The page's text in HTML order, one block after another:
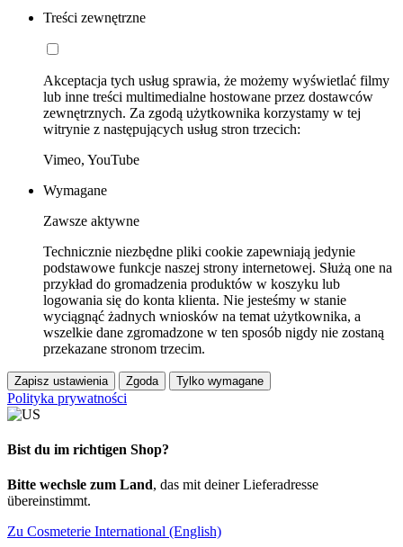
Treści zewnętrzne
Akceptacja tych usług sprawia, że możemy wyświetlać filmy
lub inne treści multimedialne hostowane przez dostawców
zewnętrznych. Za zgodą użytkownika korzystamy w tej
witrynie z następujących usług stron trzecich:
Vimeo, YouTube
Wymagane
Zawsze aktywne
Technicznie niezbędne pliki cookie zapewniają jedynie
podstawowe funkcje naszej strony internetowej. Służą one na
przykład do gromadzenia produktów w koszyku lub
logowania się do konta klienta. Nie jesteśmy w stanie
wyciągnąć żadnych wniosków na temat użytkownika, a
wszelkie dane zgromadzone w ten sposób nigdy nie zostaną
przekazane stronom trzecim.
Zapisz ustawienia Zgoda Tylko wymagane
Polityka prywatności
Bist du im richtigen Shop?
Bitte wechsle zum Land, das mit deiner Lieferadresse
übereinstimmt.
Zu Cosmeterie International (English)